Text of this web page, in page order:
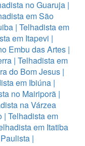
no Guaruja|
em São
| Telhadista em
em Itapevi |
Embu das Artes |
| Telhadista em
do Bom Jesus |
em Ibiúna |
no Mairiporã |
na Várzea
| Telhadista em
em Itatiba
|